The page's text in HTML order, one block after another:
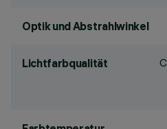
Optik und Abstrahlwinkel
Lichtfarbqualität